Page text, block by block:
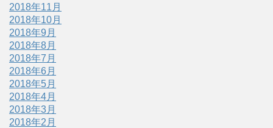
2018年11月
2018年10月
2018年9月
2018年8月
2018年7月
2018年6月
2018年5月
2018年4月
2018年3月
2018年2月